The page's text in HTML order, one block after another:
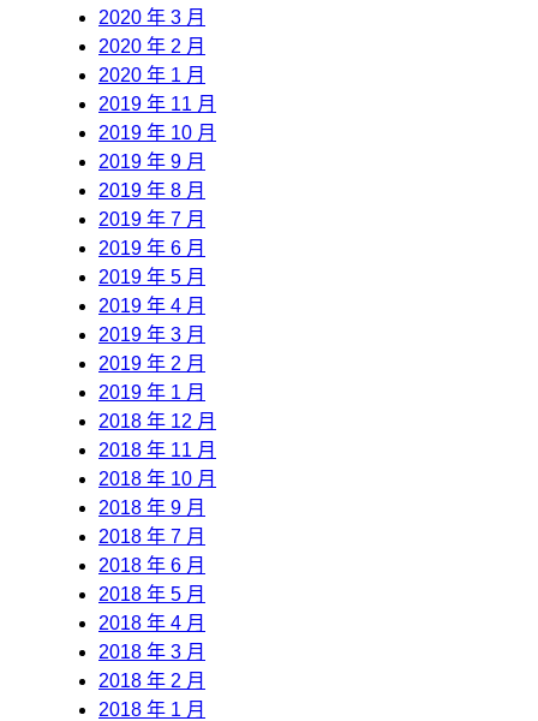
2020 年 3 月
2020 年 2 月
2020 年 1 月
2019 年 11 月
2019 年 10 月
2019 年 9 月
2019 年 8 月
2019 年 7 月
2019 年 6 月
2019 年 5 月
2019 年 4 月
2019 年 3 月
2019 年 2 月
2019 年 1 月
2018 年 12 月
2018 年 11 月
2018 年 10 月
2018 年 9 月
2018 年 7 月
2018 年 6 月
2018 年 5 月
2018 年 4 月
2018 年 3 月
2018 年 2 月
2018 年 1 月